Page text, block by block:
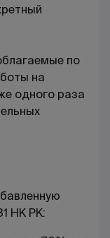
по
на
одного раза
НК РК: